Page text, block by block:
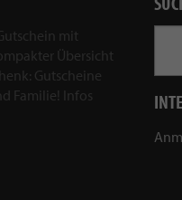
Gutscheine
Familie! Infos